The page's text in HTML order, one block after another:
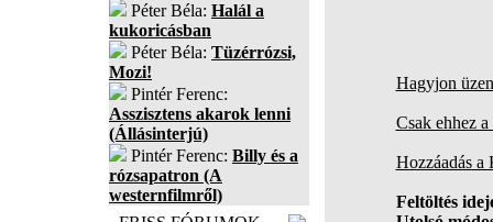
Péter Béla: Halál a
kukoricásban
Péter Béla: Tüzérrózsi,
Mozi!
Pintér Ferenc:
Asszisztens akarok lenni
(Állásinterjú)
Pintér Ferenc: Billy és a
rózsapatron (A
westernfilmről)
Hagyjon
Csak ehhez
Hozzáadás
Feltöltés